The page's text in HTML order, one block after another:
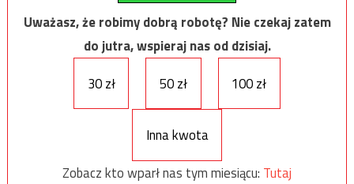
Uważasz, że robimy dobrą robotę? Nie czekaj zatem
do jutra, wspieraj nas od dzisiaj.
30 zł
50 zł 100 zł
Inna kwota
Zobacz kto wparł nas tym miesiącu: Tutaj